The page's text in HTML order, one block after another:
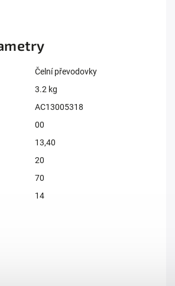
Čelní převodovky
3.2 kg
AC13005318
00
13,40
20
70
14